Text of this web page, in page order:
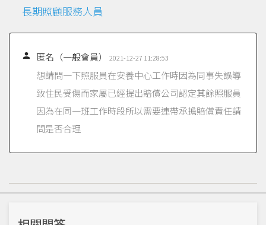
長期照顧服務人員
 匿名（一般會員） 2021-12-27 11:28:53
想請問一下照服員在安養中心工作時因為同事失誤導
致住民受傷而家屬已經提出賠償公司認定其餘照服員
因為在同一班工作時段所以需要連帶承擔賠償責任請
問是否合理